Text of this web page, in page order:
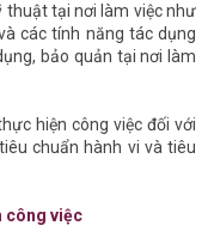
thuật tại nơi làm việc như
các tính năng tác dụng
bảo quản tại nơi làm
hiện công việc đối với
chuẩn hành vi và tiêu
công việc